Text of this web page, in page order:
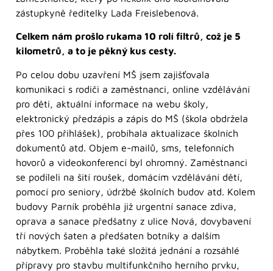
zástupkyně ředitelky Lada Freislebenová.
Celkem nám prošlo rukama 10 rolí filtrů, což je 5
kilometrů, a to je pěkný kus cesty.
Po celou dobu uzavření MŠ jsem zajišťovala
komunikaci s rodiči a zaměstnanci, online vzdělávání
pro děti, aktuální informace na webu školy,
elektronický předzápis a zápis do MŠ (škola obdržela
přes 100 přihlášek), probíhala aktualizace školních
dokumentů atd. Objem e-mailů, sms, telefonních
hovorů a videokonferencí byl ohromný. Zaměstnanci
se podíleli na šití roušek, domácím vzdělávání dětí,
pomocí pro seniory, údržbě školních budov atd. Kolem
budovy Parník proběhla již urgentní sanace zdiva,
oprava a sanace předšatny z ulice Nová, dovybavení
tří nových šaten a předšaten botníky a dalším
nábytkem. Proběhla také složitá jednání a rozsáhlé
přípravy pro stavbu multifunkčního herního prvku,